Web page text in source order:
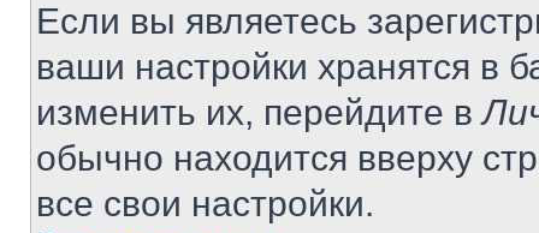
Если вы являетесь
ваши настройки хранятся в
изменить их, перейдите в
обычно находится вверху
все свои настройки.